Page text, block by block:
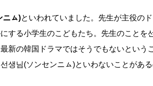
ニㇺ)といわれていました。先生が主役の
する小学生のこどもたち。先生のことを
の韓国ドラマではそうでもないという
생님(ソンセンニㇺ)といわないことがある